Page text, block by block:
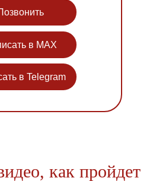
в MAX
в Telegram
как пройдет